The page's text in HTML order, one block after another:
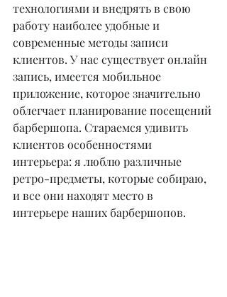
технологиями и внедрять в свою
работу наиболее удобные и
современные методы записи
клиентов. У нас существует онлайн
запись, имеется мобильное
приложение, которое значительно
облегчает планирование посещений
барбершопа. Стараемся удивить
клиентов особенностями
интерьера: я люблю различные
ретро-предметы, которые собираю,
и все они находят место в
интерьере наших барбершопов.